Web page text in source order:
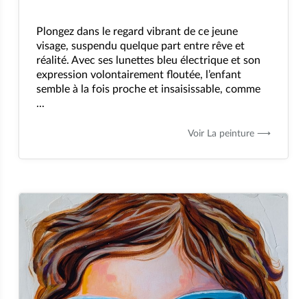
Plongez dans le regard vibrant de ce jeune
visage, suspendu quelque part entre rêve et
réalité. Avec ses lunettes bleu électrique et son
expression volontairement floutée, l’enfant
semble à la fois proche et insaisissable, comme
...
Voir La peinture ⟶